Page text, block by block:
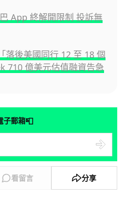
App 終解開限制 投訴無
落後美國同行 12 至 18 個
710 億美元估值融資告急
子郵箱📮
看留言 分享